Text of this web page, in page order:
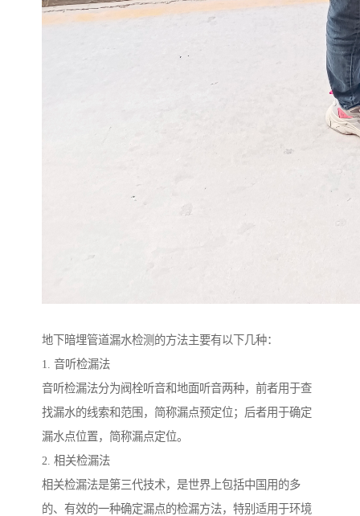
地下暗埋管道漏水检测的方法主要有以下几种：
1. 音听检漏法
音听检漏法分为阀栓听音和地面听音两种，前者用于查
找漏水的线索和范围，简称漏点预定位；后者用于确定
漏水点位置，简称漏点定位。
2. 相关检漏法
相关检漏法是第三代技术，是世界上包括中国用的多
的、有效的一种确定漏点的检漏方法，特别适用于环境